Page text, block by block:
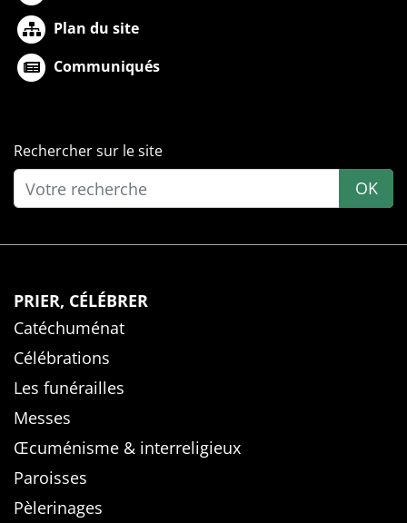
Plan du site
Communiqués
Rechercher sur le site
OK
PRIER, CÉLÉBRER
Catéchuménat
Célébrations
Les funérailles
Messes
Œcuménisme & interreligieux
Paroisses
Pèlerinages